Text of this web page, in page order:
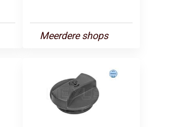
Meerdere shops